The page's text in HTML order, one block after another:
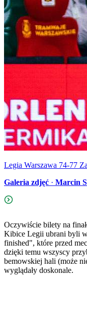
Legia Warszawa 74-77
Galeria zdjęć · Marcin
Oczywiście bilety na
Kibice Legii ubrani byli
finished", które przed
dzięki temu wszyscy
bemowskiej hali (może
wyglądały doskonale.